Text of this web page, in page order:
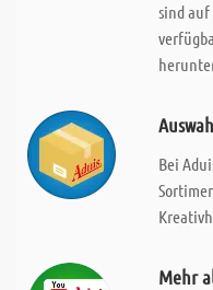
sind auf
Bei
Mehr